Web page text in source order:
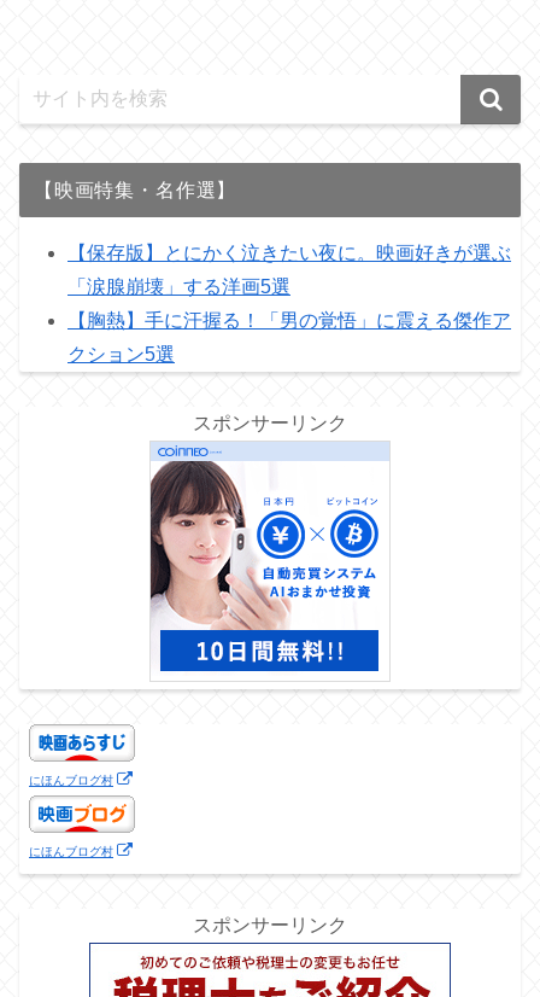
【映画特集・名作選】
【保存版】とにかく泣きたい夜に。映画好きが選ぶ
「涙腺崩壊」する洋画5選
【胸熱】手に汗握る！「男の覚悟」に震える傑作ア
クション5選
スポンサーリンク
にほんブログ村
にほんブログ村
スポンサーリンク